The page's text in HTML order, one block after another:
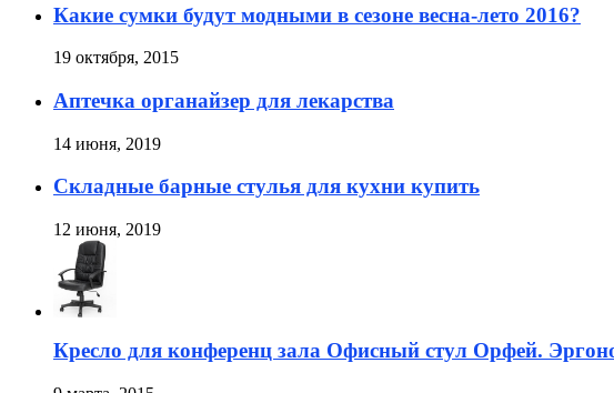
Какие сумки будут модными в сезоне весна-лето 2016?
19 октября, 2015
Аптечка органайзер для лекарства
14 июня, 2019
Складные барные стулья для кухни купить
12 июня, 2019
Кресло для конференц зала Офисный стул Орфей.